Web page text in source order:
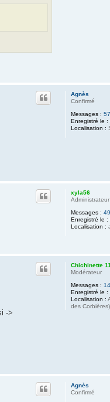
Agnès
Confirmé
Messages :
Enregistré le :
Localisation :
xyla56
Administrateur
Messages :
Enregistré le :
Localisation :
Chichinette 11
Modérateur
Messages :
Enregistré le :
Localisation :
des
->
Agnès
Confirmé